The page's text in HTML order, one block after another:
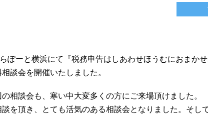
ぽーと横浜にて『税務申告はしあわせほうむにおまか
談会を開催いたしました。
相談会も、寒い中大変多くの方にご来場頂けました。
を頂き、とても活気のある相談会となりました。そし